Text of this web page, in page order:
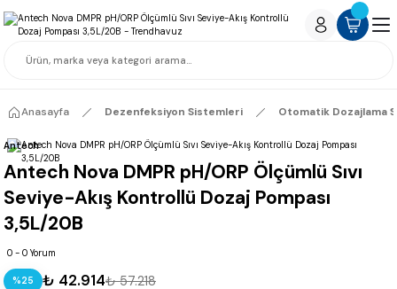
Anasayfa Dezenfeksiyon Sistemleri Otomatik Dozajlama
Antech
Antech Nova DMPR pH/ORP Ölçümlü Sıvı
Seviye-Akış Kontrollü Dozaj Pompası
3,5L/20B
0 - 0 Yorum
%25 ₺ 42.914₺ 57.218